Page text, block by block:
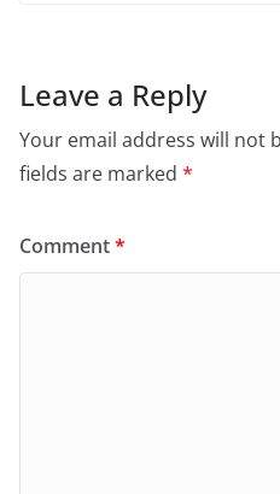
Leave a Reply
Your email address will not
fields are marked *
Comment*